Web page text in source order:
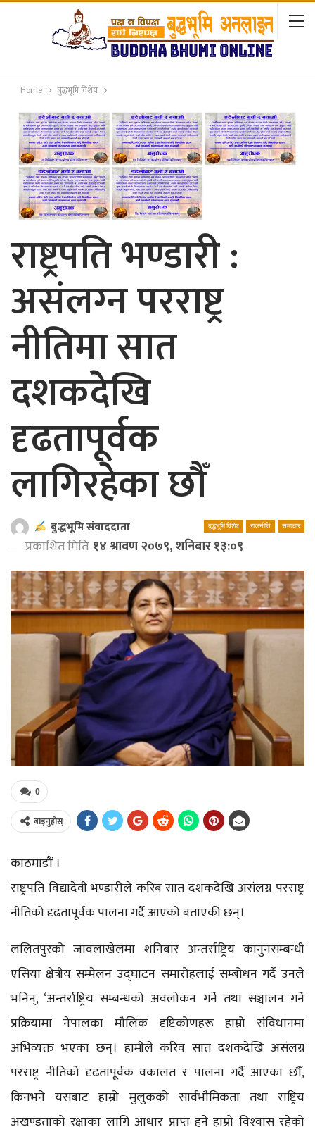
Home बुद्धभूमि विशेष
राष्ट्रपति भण्डारी :
असंलग्‍न परराष्ट्र
नीतिमा सात
दशकदेखि
दृढतापूर्वक
लागिरहेका छौँ
बुद्धभूमि विशेष राजनीति समाचार
बुद्धभूमि संवाददाता
प्रकाशित मिति १४ श्रावण २०७९, शनिबार १३:०९
0
बाड्नुहोस्
काठमाडौं ।
राष्ट्रपति विद्यादेवी भण्डारीले करिब सात दशकदेखि असंलग्न परराष्ट्र
नीतिको दृढतापूर्वक पालना गर्दै आएको बताएकी छन्।
ललितपुरको जावलाखेलमा शनिबार अन्तर्राष्ट्रिय कानुनसम्बन्धी
एसिया क्षेत्रीय सम्मेलन उद्‍घाटन समारोहलाई सम्बोधन गर्दै उनले
भनिन्, ‘अन्तर्राष्ट्रिय सम्बन्धको अवलोकन गर्ने तथा सञ्चालन गर्ने
प्रक्रियामा नेपालका मौलिक दृष्टिकोणहरू हाम्रो संविधानमा
अभिव्यक्त भएका छन्। हामीले करिव सात दशकदेखि असंलग्न
परराष्ट्र नीतिको दृढतापूर्वक वकालत र पालना गर्दै आएका छौँ,
किनभने यसबाट हाम्रो मुलुकको सार्वभौमिकता तथा राष्ट्रिय
अखण्डताको रक्षाका लागि आधार प्राप्त हुने हाम्रो विश्‍वास रहेको